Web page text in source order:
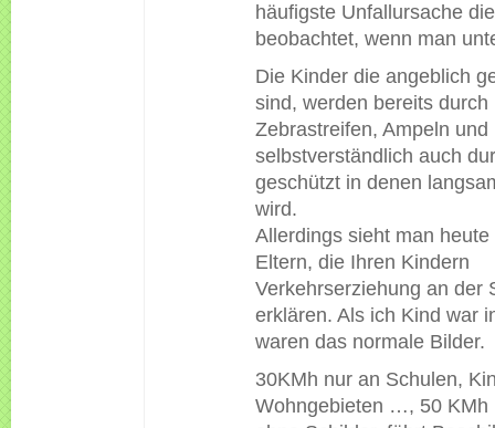
häufigste Unfallursache
beobachtet, wenn man
Die Kinder die angeblich
sind, werden bereits durch
Zebrastreifen, Ampeln und
selbstverständlich auch
geschützt in denen
wird.
Allerdings sieht man
Eltern, die Ihren Kindern
Verkehrserziehung an der
erklären. Als ich Kind war
waren das normale Bilder.
30KMh nur an Schulen,
Wohngebieten …, 50 KMh